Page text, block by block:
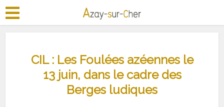
CIL : Les Foulées azéennes le
13 juin, dans le cadre des
Berges ludiques